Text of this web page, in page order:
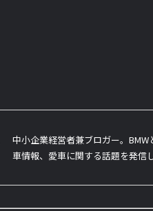
中小企業経営者兼ブロガー。
車情報、愛車に関する話題を発信